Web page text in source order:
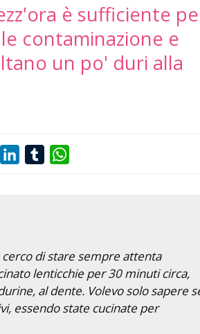
è sufficiente
contaminazione e
un po' duri alla
PinterestLinkedInTumblr
di stare sempre attenta
lenticchie per 30 minuti circa,
al dente. Volevo solo sapere
essendo state cucinate per